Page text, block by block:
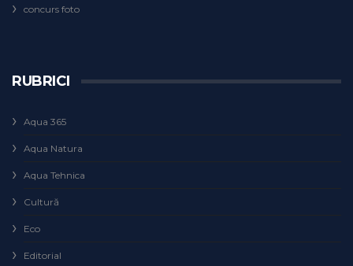
concurs foto
RUBRICI
Aqua 365
Aqua Natura
Aqua Tehnica
Cultură
Eco
Editorial